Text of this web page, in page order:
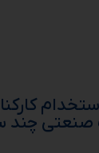
صنعتی چند